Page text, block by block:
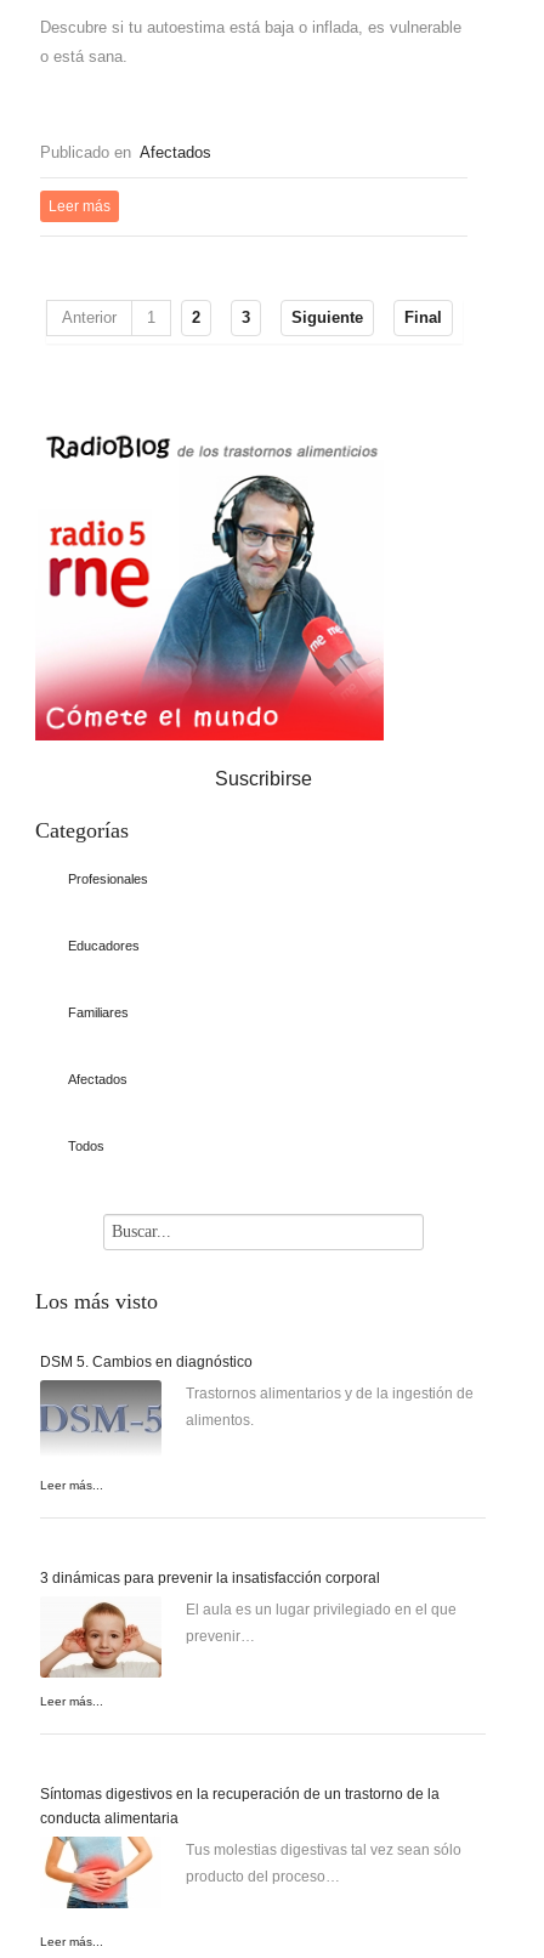
Descubre si tu autoestima está baja o inflada, es vulnerable
o está sana.
Publicado en Afectados
Leer más
Anterior 1 2 3 Siguiente Final
Suscribirse
Categorías
Profesionales
Educadores
Familiares
Afectados
Todos
Los más visto
DSM 5. Cambios en diagnóstico
Trastornos alimentarios y de la ingestión de
alimentos.
Leer más...
3 dinámicas para prevenir la insatisfacción corporal
El aula es un lugar privilegiado en el que
prevenir…
Leer más...
Síntomas digestivos en la recuperación de un trastorno de la
conducta alimentaria
Tus molestias digestivas tal vez sean sólo
producto del proceso…
Leer más...